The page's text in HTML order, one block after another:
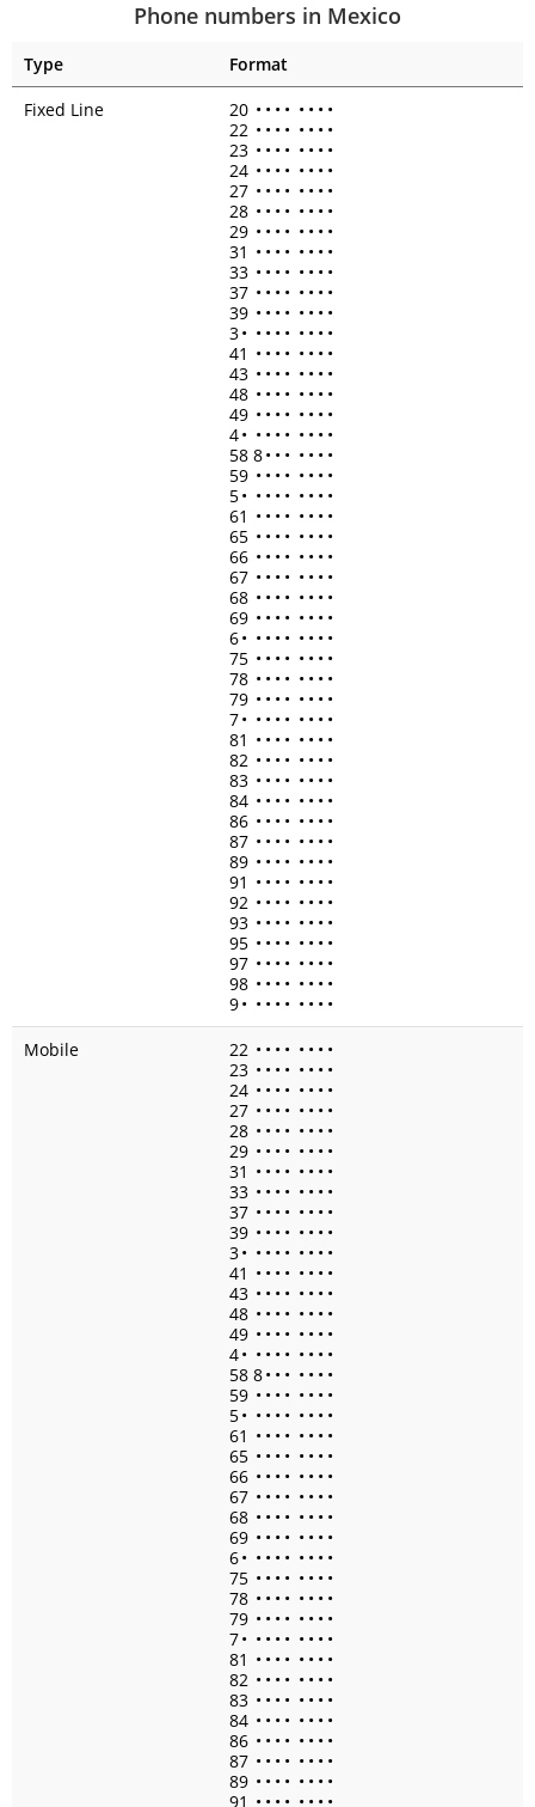
Phone numbers in Mexico
Type
Format
Fixed Line
20 • • • • • • • •
22 • • • • • • • •
23 • • • • • • • •
24 • • • • • • • •
27 • • • • • • • •
28 • • • • • • • •
29 • • • • • • • •
31 • • • • • • • •
33 • • • • • • • •
37 • • • • • • • •
39 • • • • • • • •
3• • • • • • • • •
41 • • • • • • • •
43 • • • • • • • •
48 • • • • • • • •
49 • • • • • • • •
4• • • • • • • • •
58 8• • • • • • •
59 • • • • • • • •
5• • • • • • • • •
61 • • • • • • • •
65 • • • • • • • •
66 • • • • • • • •
67 • • • • • • • •
68 • • • • • • • •
69 • • • • • • • •
6• • • • • • • • •
75 • • • • • • • •
78 • • • • • • • •
79 • • • • • • • •
7• • • • • • • • •
81 • • • • • • • •
82 • • • • • • • •
83 • • • • • • • •
84 • • • • • • • •
86 • • • • • • • •
87 • • • • • • • •
89 • • • • • • • •
91 • • • • • • • •
92 • • • • • • • •
93 • • • • • • • •
95 • • • • • • • •
97 • • • • • • • •
98 • • • • • • • •
9• • • • • • • • •
Mobile
22 • • • • • • • •
23 • • • • • • • •
24 • • • • • • • •
27 • • • • • • • •
28 • • • • • • • •
29 • • • • • • • •
31 • • • • • • • •
33 • • • • • • • •
37 • • • • • • • •
39 • • • • • • • •
3• • • • • • • • •
41 • • • • • • • •
43 • • • • • • • •
48 • • • • • • • •
49 • • • • • • • •
4• • • • • • • • •
58 8• • • • • • •
59 • • • • • • • •
5• • • • • • • • •
61 • • • • • • • •
65 • • • • • • • •
66 • • • • • • • •
67 • • • • • • • •
68 • • • • • • • •
69 • • • • • • • •
6• • • • • • • • •
75 • • • • • • • •
78 • • • • • • • •
79 • • • • • • • •
7• • • • • • • • •
81 • • • • • • • •
82 • • • • • • • •
83 • • • • • • • •
84 • • • • • • • •
86 • • • • • • • •
87 • • • • • • • •
89 • • • • • • • •
91 • • • • • • • •